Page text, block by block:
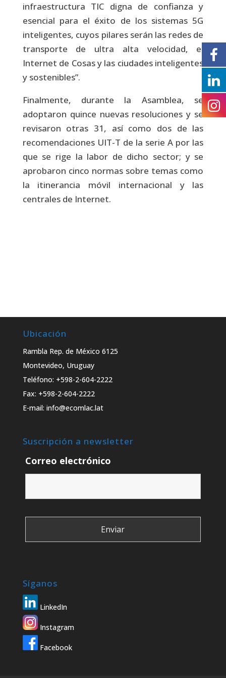
infraestructura TIC digna de confianza y
esencial para el éxito de los sistemas 5G
inteligentes, cuyos pilares serán las redes de
transporte de ultra alta velocidad, el
Internet de Cosas y las ciudades inteligentes
y sostenibles”.
Finalmente, durante la Asamblea, se
adoptaron quince nuevas resoluciones y se
revisaron otras 31, así como dos de las
recomendaciones UIT-T de la serie A por las
que se rige la labor de dicho sector; y se
aprobaron cinco normas sobre temas como
la itinerancia móvil internacional y las
centrales de Internet.
Ubicación
Rambla Rep. de México 6125
Montevideo, Uruguay
Teléfono: +598-2-604-2222
Fax: +598-2-604-2222
E-mail: info@ecomlac.lat
Suscripción a newsletter
Correo electrónico
Síganos
LinkedIn
Instagram
Facebook